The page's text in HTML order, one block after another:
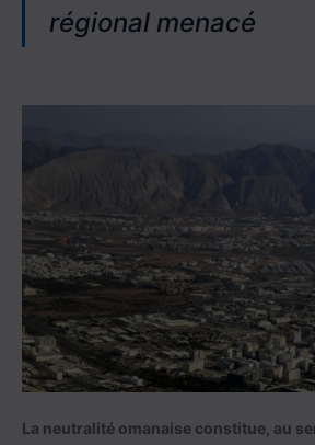
régional menacé
La neutralité omanaise constitue, au